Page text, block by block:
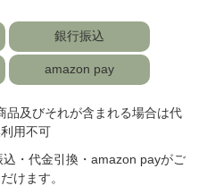
銀行振込
amazon pay
及びそれが含まれる場合は代
用不可
・代金引換・amazon payがご
けます。